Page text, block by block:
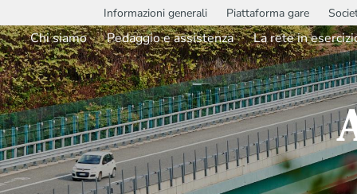
Informazioni generali Piattaforma gare
Chi siamo Pedaggio e assistenza La rete in